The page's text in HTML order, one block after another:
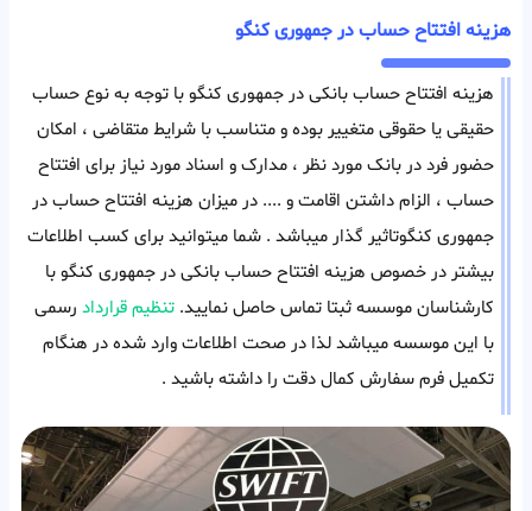
هزینه افتتاح حساب در جمهوری کنگو
هزینه افتتاح حساب بانکی در جمهوری کنگو با توجه به نوع حساب
حقیقی یا حقوقی متغییر بوده و متناسب با شرایط متقاضی ، امکان
حضور فرد در بانک مورد نظر ، مدارک و اسناد مورد نیاز برای افتتاح
حساب ، الزام داشتن اقامت و .... در میزان هزینه افتتاح حساب در
جمهوری کنگوتاثیر گذار میباشد . شما میتوانید برای کسب اطلاعات
بیشتر در خصوص هزینه افتتاح حساب بانکی در جمهوری کنگو با
کارشناسان موسسه ثبتا تماس حاصل نمایید. تنظیم قرارداد رسمی
با این موسسه میباشد لذا در صحت اطلاعات وارد شده در هنگام
تکمیل فرم سفارش کمال دقت را داشته باشید .